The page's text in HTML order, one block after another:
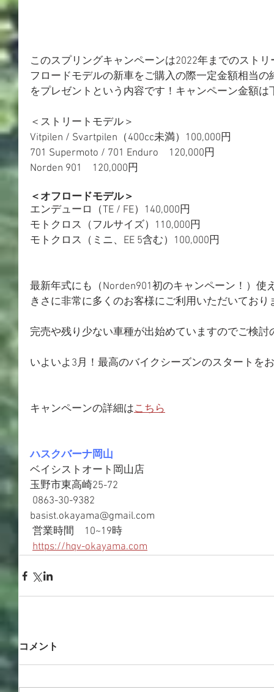
このスプリングキャンペーンは2022年までのスト
フロードモデルの新車をご購入の際一定金額相当
をプレゼントという内容です！キャンペーン金額は
＜ストリートモデル＞
Vitpilen / Svartpilen（400cc未満）100,000円
701 Supermoto / 701 Enduro　120,000円
Norden 901　120,000円
＜オフロードモデル＞
エンデューロ（TE / FE）140,000円
モトクロス（フルサイズ）110,000円
モトクロス（ミニ、EE 5含む）100,000円
最新年式にも（Norden901初のキャンペーン！）使
きさに非常に多くのお客様にご利用いただいており
完売や残り少ない車種が出始めていますのでご検
いよいよ3月！最高のバイクシーズンのスタートを
キャンペーンの詳細はこちら
ハスクバーナ岡山
ベイシストオート岡山店
玉野市東高崎25-72
0863-30-9382
basist.okayama@gmail.com
営業時間　10~19時
https://hqv-okayama.com
コメント